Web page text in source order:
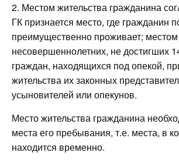
2. Местом жительства гражданина
ГК признается место, где гражданин
преимущественно проживает; местом
несовершеннолетних, не достигших
граждан, находящихся под опекой,
жительства их законных
усыновителей или опекунов.
Место жительства гражданина
места его пребывания, т.е. места, в
находится временно.